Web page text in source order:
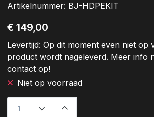
Artikelnummer: BJ-HDPEKIT
€ 149,00
Levertijd: Op dit moment even niet op
product wordt nageleverd. Meer info
contact op!
Niet op voorraad